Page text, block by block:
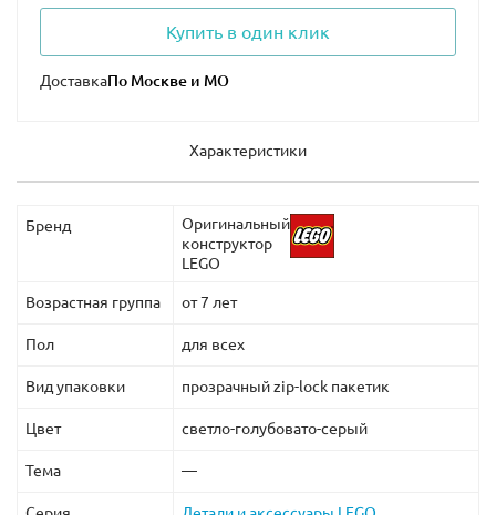
Купить в один клик
Доставка
Характеристики
Бренд
Оригинальный
конструктор
LEGO
Возрастная группа от 7 лет
Пол для всех
Вид упаковки прозрачный zip-lock пакетик
Цвет светло-голубовато-серый
Тема —